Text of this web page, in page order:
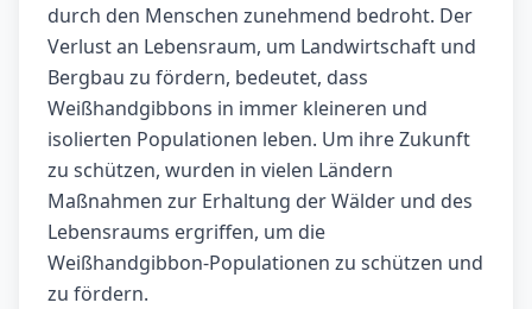
durch den Menschen zunehmend bedroht. Der
Verlust an Lebensraum, um Landwirtschaft und
Bergbau zu fördern, bedeutet, dass
Weißhandgibbons in immer kleineren und
isolierten Populationen leben. Um ihre Zukunft
zu schützen, wurden in vielen Ländern
Maßnahmen zur Erhaltung der Wälder und des
Lebensraums ergriffen, um die
Weißhandgibbon-Populationen zu schützen und
zu fördern.